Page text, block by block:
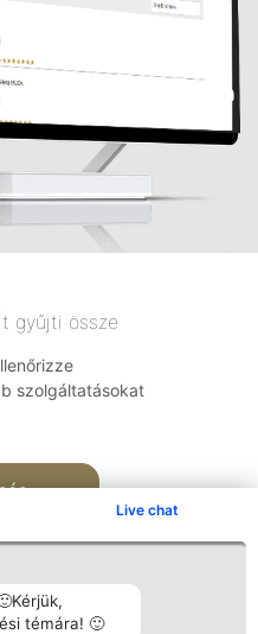
Live chat
témára! 🙂
gyűjti össze
szolgáltatásokat